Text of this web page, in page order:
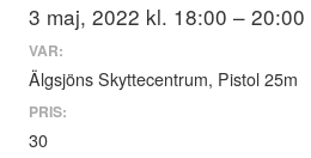
3 maj, 2022 kl. 18:00 – 20:00
VAR:
Älgsjöns Skyttecentrum, Pistol 25m
PRIS:
30